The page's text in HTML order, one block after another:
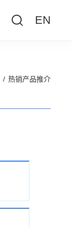
EN
/ 热销产品推介